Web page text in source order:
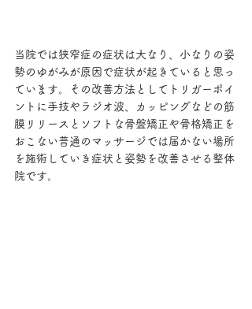
当院では狭窄症の症状は大なり、小なりの姿
勢のゆがみが原因で症状が起きていると思っ
ています。その改善方法としてトリガーポイ
ントに手技やラジオ波、カッピングなどの筋
膜リリースとソフトな骨盤矯正や骨格矯正を
おこない普通のマッサージでは届かない場所
を施術していき症状と姿勢を改善させる整体
院です。